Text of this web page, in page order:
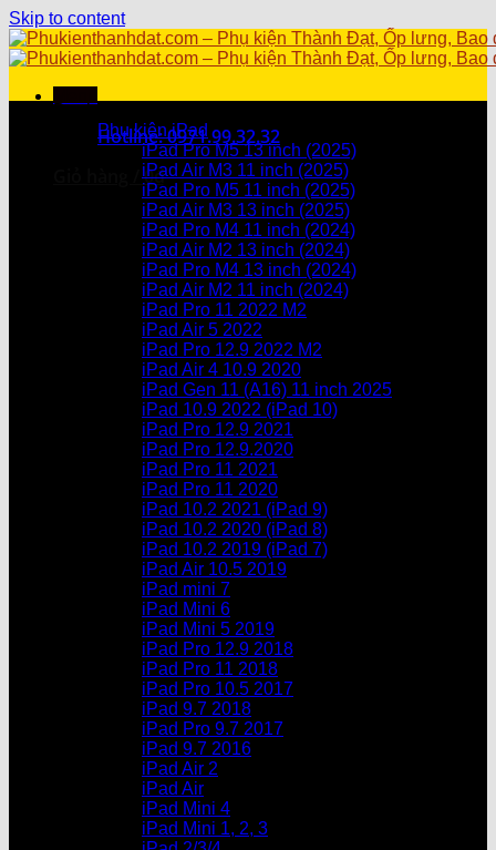
Skip to content
Hotline: 0971.99.32.32
Giỏ hàng /0₫
Chưa có sản phẩm trong giỏ hàng.
Chưa có sản phẩm trong giỏ hàng.
Danh mục sản phẩm
Phụ kiện iPad
iPad Pro M5 13 inch (2025)
iPad Air M3 11 inch (2025)
iPad Pro M5 11 inch (2025)
iPad Air M3 13 inch (2025)
iPad Pro M4 11 inch (2024)
iPad Air M2 13 inch (2024)
iPad Pro M4 13 inch (2024)
iPad Air M2 11 inch (2024)
iPad Pro 11 2022 M2
iPad Air 5 2022
iPad Pro 12.9 2022 M2
iPad Air 4 10.9 2020
iPad Gen 11 (A16) 11 inch 2025
iPad 10.9 2022 (iPad 10)
iPad Pro 12.9 2021
iPad Pro 12.9.2020
iPad Pro 11 2021
iPad Pro 11 2020
iPad 10.2 2021 (iPad 9)
iPad 10.2 2020 (iPad 8)
iPad 10.2 2019 (iPad 7)
iPad Air 10.5 2019
iPad mini 7
iPad Mini 6
iPad Mini 5 2019
iPad Pro 12.9 2018
iPad Pro 11 2018
iPad Pro 10.5 2017
iPad 9.7 2018
iPad Pro 9.7 2017
iPad 9.7 2016
iPad Air 2
iPad Air
iPad Mini 4
iPad Mini 1, 2, 3